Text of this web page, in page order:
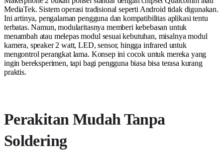
MediaTek. Sistem operasi tradisional seperti Android tidak digunakan.
Ini artinya, pengalaman pengguna dan kompatibilitas aplikasi tentu
terbatas. Namun, modularitasnya memberi kebebasan untuk
menambah atau melepas modul sesuai kebutuhan, misalnya modul
kamera, speaker 2 watt, LED, sensor, hingga infrared untuk
mengontrol perangkat lama. Konsep ini cocok untuk mereka yang
ingin bereksperimen, tapi bagi pengguna biasa bisa terasa kurang
praktis.
Perakitan Mudah Tanpa
Soldering